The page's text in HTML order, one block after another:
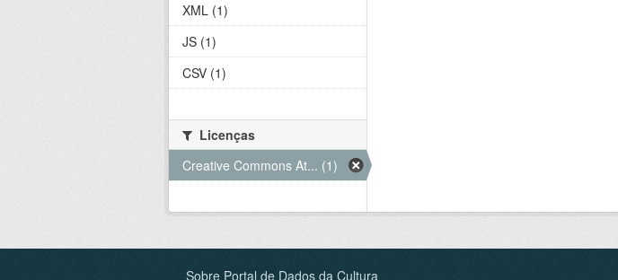
XML (1)
JS (1)
CSV (1)
Licenças
Creative Commons At... (1)
Sobre Portal de Dados da Cultura